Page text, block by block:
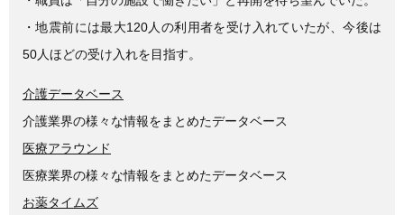
・地震前には最大120人の利用者を受け入れていたが、今後は
50人ほどの受け入れを目指す。
介護データベース
介護業界の様々な情報をまとめたデータベース
医療アラウンド
医療業界の様々な情報をまとめたデータベース
お薬タイムズ